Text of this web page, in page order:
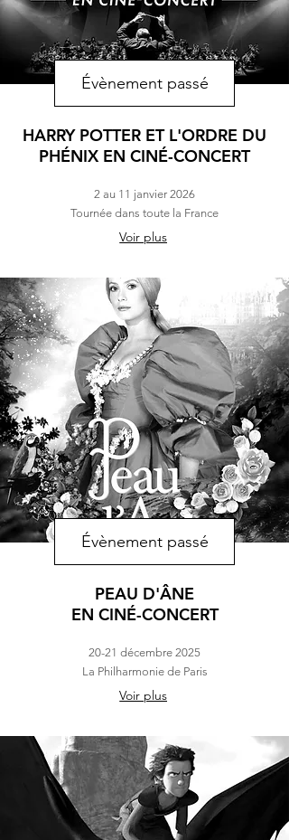
Évènement passé
HARRY POTTER ET L'ORDRE DU
PHÉNIX EN CINÉ-CONCERT
2 au 11 janvier 2026
Tournée dans toute la France
Voir plus
Évènement passé
PEAU D'ÂNE
EN CINÉ-CONCERT
20-21 décembre 2025
La Philharmonie de Paris
Voir plus